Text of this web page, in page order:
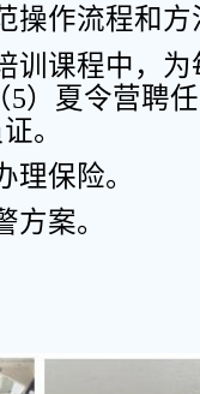
操作流程和方
训课程中，
5）夏令营聘
。
理保险。
方案。